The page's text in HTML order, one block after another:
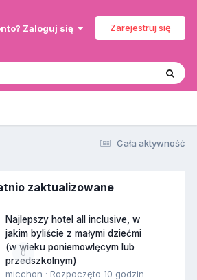
Zaloguj się Zarejestruj się
Cała aktywność
zaktualizowane
0
Najlepszy hotel all inclusive, w
jakim byliście z małymi dziećmi
(w wieku poniemowlęcym lub
przedszkolnym)
micchon · Rozpoczęto 10 godzin